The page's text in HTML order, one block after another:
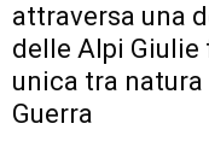
attraversa una
delle Alpi Giulie
unica tra
Guerra